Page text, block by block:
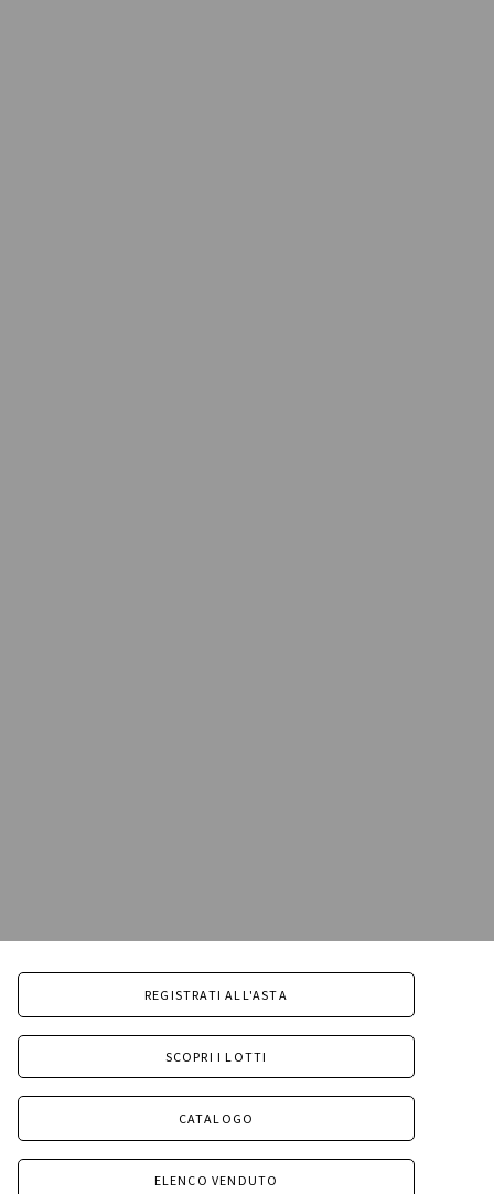
REGISTRATI ALL'ASTA
SCOPRI I LOTTI
CATALOGO
ELENCO VENDUTO